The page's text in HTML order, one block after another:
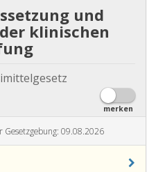
und
klinischen
merken
09.08.2026